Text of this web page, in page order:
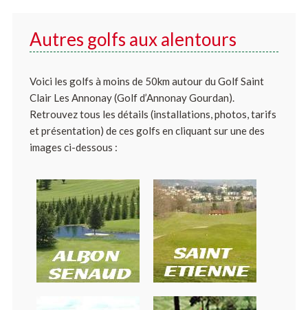
Autres golfs aux alentours
Voici les golfs à moins de 50km autour du Golf Saint
Clair Les Annonay (Golf d’Annonay Gourdan).
Retrouvez tous les détails (installations, photos, tarifs
et présentation) de ces golfs en cliquant sur une des
images ci-dessous :